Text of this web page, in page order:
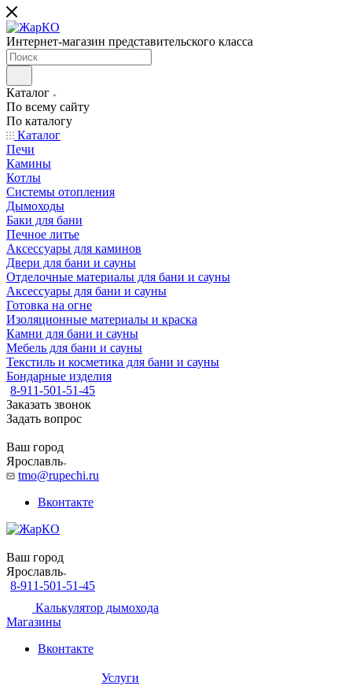
Интернет-магазин представительского класса
Каталог
По всему сайту
По каталогу
Каталог
Печи
Камины
Котлы
Системы отопления
Дымоходы
Баки для бани
Печное литье
Аксессуары для каминов
Двери для бани и сауны
Отделочные материалы для бани и сауны
Аксессуары для бани и сауны
Готовка на огне
Изоляционные материалы и краска
Камни для бани и сауны
Мебель для бани и сауны
Текстиль и косметика для бани и сауны
Бондарные изделия
8-911-501-51-45
Заказать звонок
Задать вопрос
Ваш город
Ярославль
tmo@rupechi.ru
Вконтакте
Ваш город
Ярославль
8-911-501-51-45
Калькулятор дымохода
Магазины
Вконтакте
Услуги